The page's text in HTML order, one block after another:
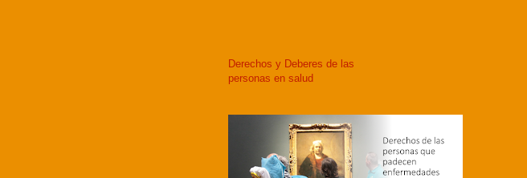
Derechos y Deberes de las
personas en salud